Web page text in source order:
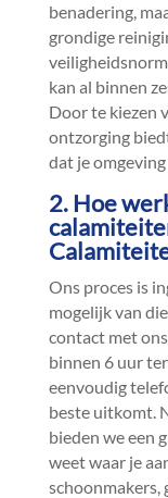
benadering,
grondige
kan al binnen
Door te kiezen
ontzorging
dat je
2.​ Hoe
Ons proces is
mogelijk van
contact met
binnen 6 uur
eenvoudig
beste uitkomt.​
bieden we een
weet waar je
schoonmakers,